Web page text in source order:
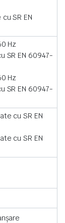
SR EN
Hz
SR EN 60947-
Hz
SR EN 60947-
cu SR EN
cu SR EN